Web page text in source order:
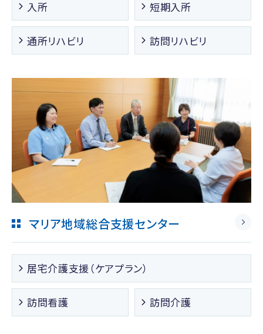
入所 短期入所
通所リハビリ 訪問リハビリ
マリア地域総合支援センター
居宅介護支援（ケアプラン）
訪問看護 訪問介護